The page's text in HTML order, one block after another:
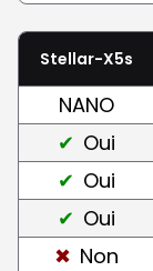
Stellar-X5s
NANO
Oui
Oui
Oui
Non